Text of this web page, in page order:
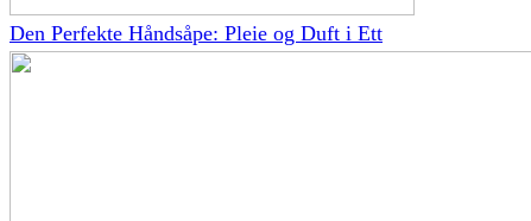
Den Perfekte Håndsåpe: Pleie og Duft i Ett